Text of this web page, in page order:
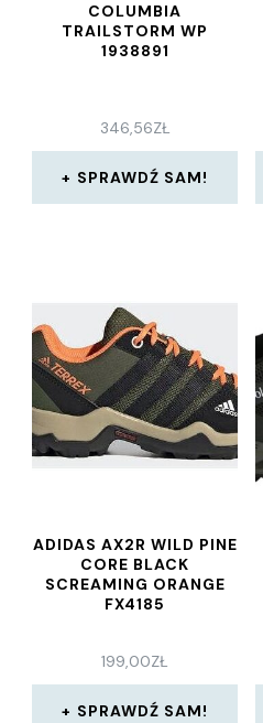
COLUMBIA
TRAILSTORM WP
1938891
346,56ZŁ
SPRAWDŹ SAM!
ADIDAS AX2R WILD PINE
CORE BLACK
SCREAMING ORANGE
FX4185
199,00ZŁ
SPRAWDŹ SAM!